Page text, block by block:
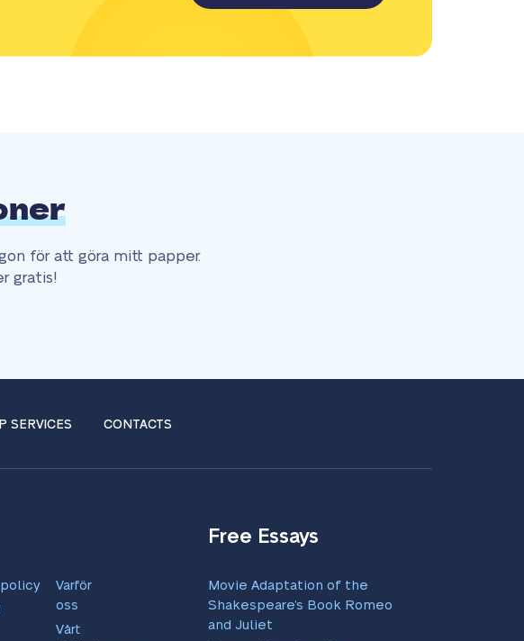
för att göra mitt papper.
gratis!
SERVICES CONTACTS
Varför
oss
Vårt
Free Essays
Movie Adaptation of the
Shakespeare’s Book Romeo
and Juliet